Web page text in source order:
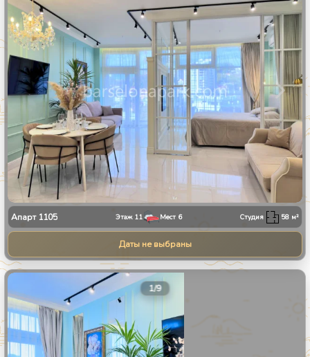
Апарт 1105 Этаж 11 Мест 6 Студия 58 м²
Даты не выбраны
1/9